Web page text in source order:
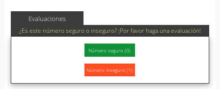
Evaluaciones
¿Es este número seguro o inseguro? ¡Por favor haga una evaluación!